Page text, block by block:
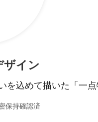
ザイン
を込めて描いた「一
保持確認済